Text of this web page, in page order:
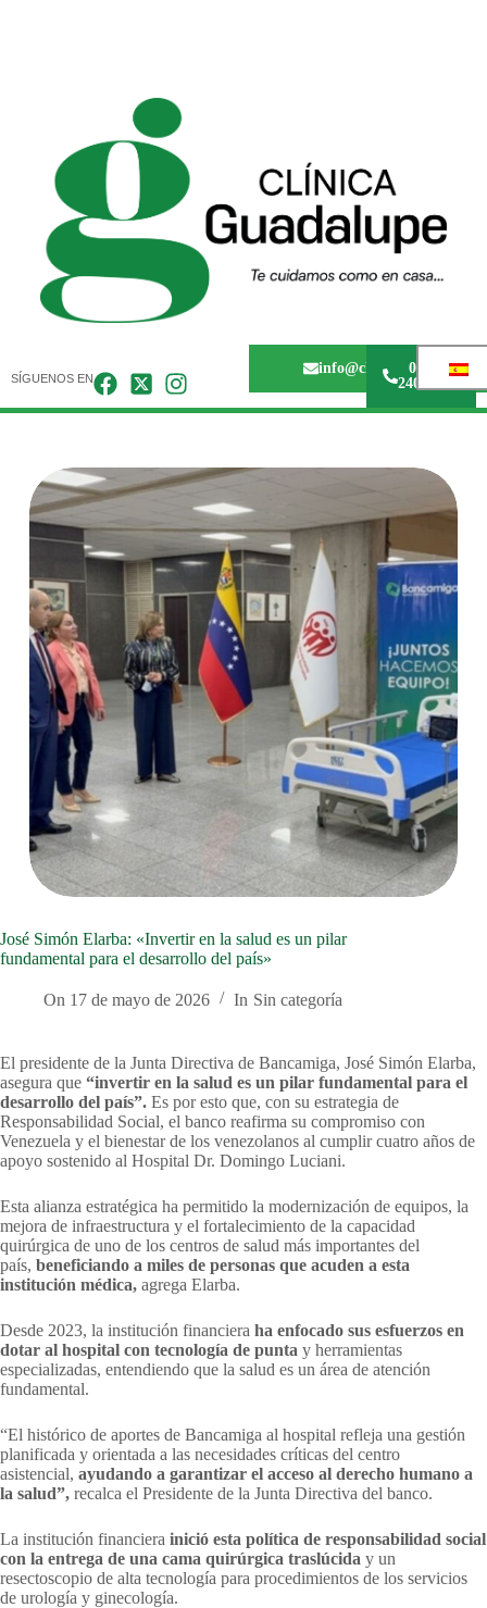
SÍGUENOS EN
0243 -
240.67.36
José Simón Elarba: «Invertir en la salud es un pilar
fundamental para el desarrollo del país»
On 17 de mayo de 2026 In Sin categoría
El presidente de la Junta Directiva de Bancamiga, José Simón Elarba,
asegura que “invertir en la salud es un pilar fundamental para el
desarrollo del país”. Es por esto que, con su estrategia de
Responsabilidad Social, el banco reafirma su compromiso con
Venezuela y el bienestar de los venezolanos al cumplir cuatro años de
apoyo sostenido al Hospital Dr. Domingo Luciani.
Esta alianza estratégica ha permitido la modernización de equipos, la
mejora de infraestructura y el fortalecimiento de la capacidad
quirúrgica de uno de los centros de salud más importantes del
país, beneficiando a miles de personas que acuden a esta
institución médica, agrega Elarba.
Desde 2023, la institución financiera ha enfocado sus esfuerzos en
dotar al hospital con tecnología de punta y herramientas
especializadas, entendiendo que la salud es un área de atención
fundamental.
“El histórico de aportes de Bancamiga al hospital refleja una gestión
planificada y orientada a las necesidades críticas del centro
asistencial, ayudando a garantizar el acceso al derecho humano a
la salud”, recalca el Presidente de la Junta Directiva del banco.
La institución financiera inició esta política de responsabilidad social
con la entrega de una cama quirúrgica traslúcida y un
resectoscopio de alta tecnología para procedimientos de los servicios
de urología y ginecología.